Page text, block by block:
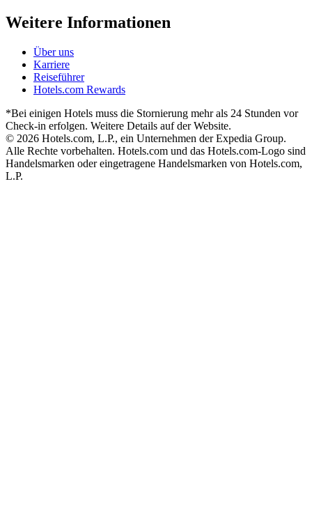
Weitere Informationen
Über uns
Karriere
Reiseführer
Hotels.com Rewards
*Bei einigen Hotels muss die Stornierung mehr als 24 Stunden vor
Check-in erfolgen. Weitere Details auf der Website.
© 2026 Hotels.com, L.P., ein Unternehmen der Expedia Group.
Alle Rechte vorbehalten. Hotels.com und das Hotels.com-Logo sind
Handelsmarken oder eingetragene Handelsmarken von Hotels.com,
L.P.